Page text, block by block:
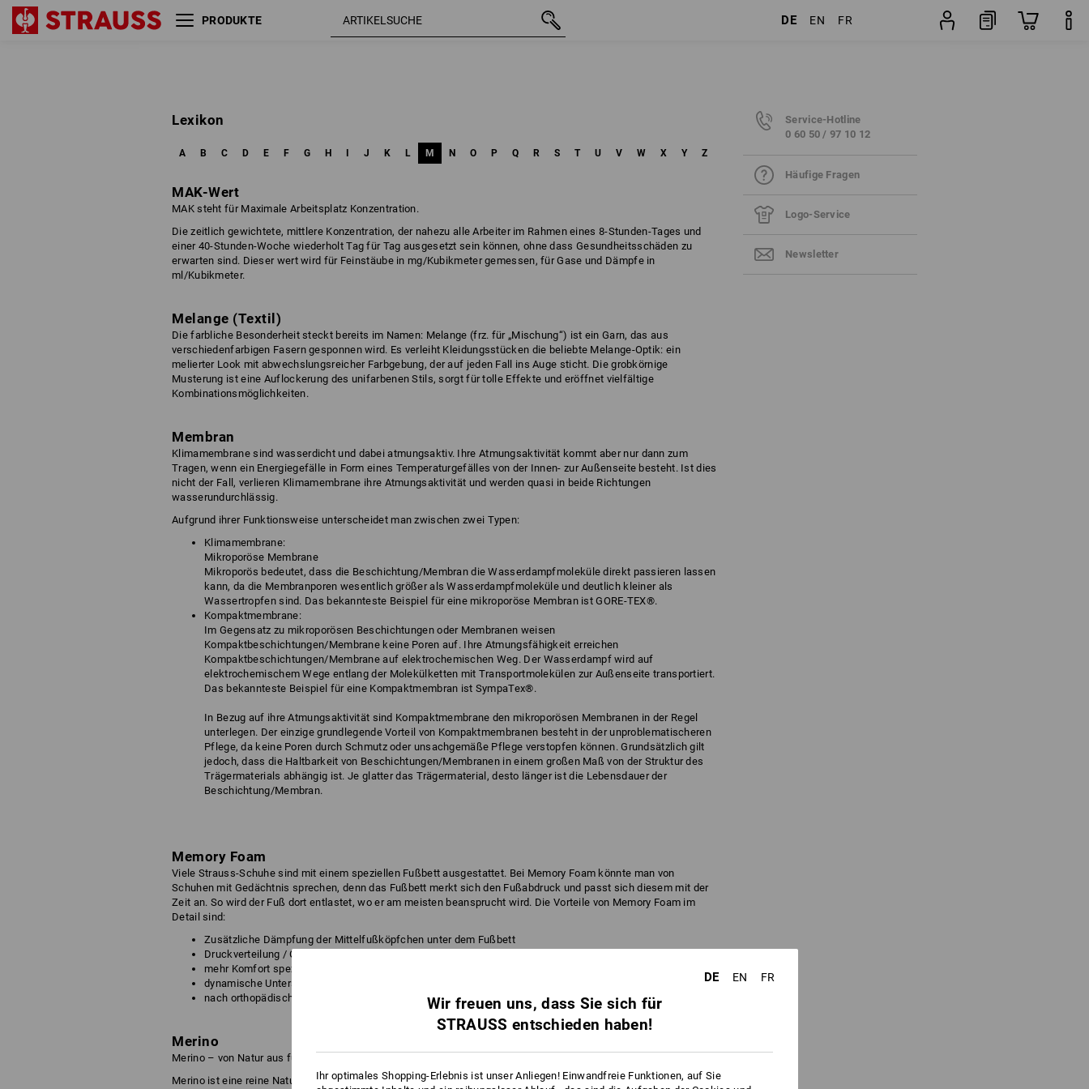
PRODUKTE DE EN FR
Lexikon
A B C D E F G H J K L M N O P Q R S T U V W X Y Z
MAK-Wert
MAK steht für Maximale Arbeitsplatz Konzentration.
Die zeitlich gewichtete, mittlere Konzentration, der nahezu alle Arbeiter im Rahmen eines 8-Stunden-Tages und
einer 40-Stunden-Woche wiederholt Tag für Tag ausgesetzt sein können, ohne dass Gesundheitsschäden zu
erwarten sind. Dieser wert wird für Feinstäube in mg/Kubikmeter gemessen, für Gase und Dämpfe in
ml/Kubikmeter.
Melange (Textil)
Die farbliche Besonderheit steckt bereits im Namen: Melange (frz. für „Mischung“) ist ein Garn, das aus
verschiedenfarbigen Fasern gesponnen wird. Es verleiht Kleidungsstücken die beliebte Melange-Optik: ein
melierter Look mit abwechslungsreicher Farbgebung, der auf jeden Fall ins Auge sticht. Die grobkörnige
Musterung ist eine Auflockerung des unifarbenen Stils, sorgt für tolle Effekte und eröffnet vielfältige
Kombinationsmöglichkeiten.
Membran
Klimamembrane sind wasserdicht und dabei atmungsaktiv. Ihre Atmungsaktivität kommt aber nur dann zum
Tragen, wenn ein Energiegefälle in Form eines Temperaturgefälles von der Innen- zur Außenseite besteht. Ist dies
nicht der Fall, verlieren Klimamembrane ihre Atmungsaktivität und werden quasi in beide Richtungen
wasserundurchlässig.
Aufgrund ihrer Funktionsweise unterscheidet man zwischen zwei Typen:
Klimamembrane:
Mikroporöse Membrane
Mikroporös bedeutet, dass die Beschichtung/Membran die Wasserdampfmoleküle direkt passieren lassen
kann, da die Membranporen wesentlich größer als Wasserdampfmoleküle und deutlich kleiner als
Wassertropfen sind. Das bekannteste Beispiel für eine mikroporöse Membran ist GORE-TEX®.
Kompaktmembrane:
Im Gegensatz zu mikroporösen Beschichtungen oder Membranen weisen
Kompaktbeschichtungen/Membrane keine Poren auf. Ihre Atmungsfähigkeit erreichen
Kompaktbeschichtungen/Membrane auf elektrochemischen Weg. Der Wasserdampf wird auf
elektrochemischem Wege entlang der Molekülketten mit Transportmolekülen zur Außenseite transportiert.
Das bekannteste Beispiel für eine Kompaktmembran ist SympaTex®.
In Bezug auf ihre Atmungsaktivität sind Kompaktmembrane den mikroporösen Membranen in der Regel
unterlegen. Der einzige grundlegende Vorteil von Kompaktmembranen besteht in der unproblematischeren
Pflege, da keine Poren durch Schmutz oder unsachgemäße Pflege verstopfen können. Grundsätzlich gilt
jedoch, dass die Haltbarkeit von Beschichtungen/Membranen in einem großen Maß von der Struktur des
Trägermaterials abhängig ist. Je glatter das Trägermaterial, desto länger ist die Lebensdauer der
Beschichtung/Membran.
Memory Foam
Viele Strauss-Schuhe sind mit einem speziellen Fußbett ausgestattet. Bei Memory Foam könnte man von
Schuhen mit Gedächtnis sprechen, denn das Fußbett merkt sich den Fußabdruck und passt sich diesem mit der
Zeit an. So wird der Fuß dort entlastet, wo er am meisten beansprucht wird. Die Vorteile von Memory Foam im
Detail sind:
Zusätzliche Dämpfung der Mittelfußköpfchen unter dem Fußbett
Druckverteilung / Gewichtsentlastung auf den zentralen Mittelfußköpfchen
mehr Komfort speziell auf harten Böden
dynamische Unterstützung beim Laufen in Kombination mit dem Fußbett
nach orthopädischen Vorgaben konstruiert
Merino
Merino – von Natur aus funktional
Merino ist eine reine Naturfaser. Merino-Wolle wird von Merino-Schafen gewonnen. Die Woll-Fasern dieser
Service-Hotline
0 60 50 / 97 10 12
Häufige Fragen
Logo-Service
Newsletter
DE EN FR
Wir freuen uns, dass Sie sich für
STRAUSS entschieden haben!
Ihr optimales Shopping-Erlebnis ist unser Anliegen! Einwandfreie Funktionen, auf Sie